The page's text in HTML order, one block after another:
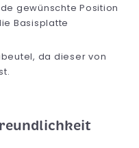
gewünschte Position
Basisplatte
da dieser von